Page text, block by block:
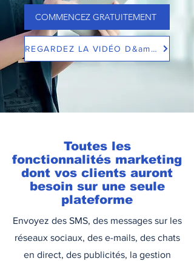
COMMENCEZ GRATUITEMENT
REGARDEZ LA VIDÉO D&amp;#39;INTRO
Toutes les
fonctionnalités marketing
dont vos clients auront
besoin sur une seule
plateforme
Envoyez des SMS, des messages sur les
réseaux sociaux, des e-mails, des chats
en direct, des publicités, la gestion